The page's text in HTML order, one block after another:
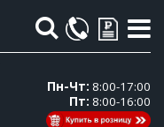
Поиск
Пн-Чт: 8:00-17:00
Пт: 8:00-16:00